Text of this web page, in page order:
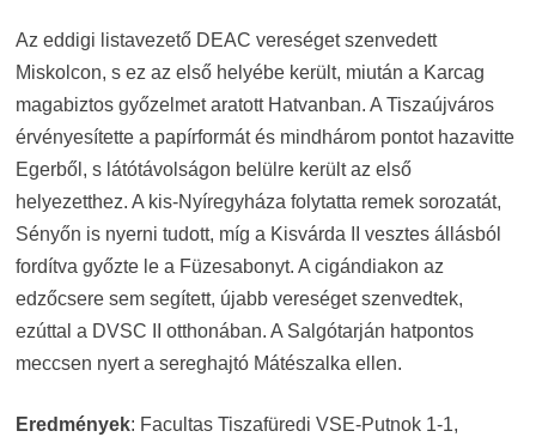
Az eddigi listavezető DEAC vereséget szenvedett
Miskolcon, s ez az első helyébe került, miután a Karcag
magabiztos győzelmet aratott Hatvanban. A Tiszaújváros
érvényesítette a papírformát és mindhárom pontot hazavitte
Egerből, s látótávolságon belülre került az első
helyezetthez. A kis-Nyíregyháza folytatta remek sorozatát,
Sényőn is nyerni tudott, míg a Kisvárda II vesztes állásból
fordítva győzte le a Füzesabonyt. A cigándiakon az
edzőcsere sem segített, újabb vereséget szenvedtek,
ezúttal a DVSC II otthonában. A Salgótarján hatpontos
meccsen nyert a sereghajtó Mátészalka ellen.
Eredmények: Facultas Tiszafüredi VSE-Putnok 1-1,